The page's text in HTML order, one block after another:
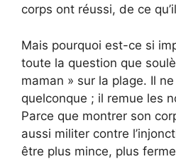
corps ont réussi, de ce
Mais pourquoi est-ce si
toute la question que
maman » sur la plage. Il ne
quelconque ; il remue les
Parce que montrer son
aussi militer contre
être plus mince, plus